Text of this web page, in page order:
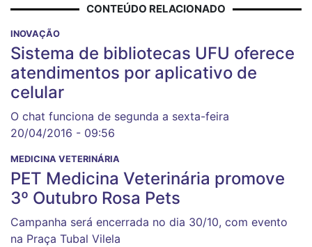
CONTEÚDO RELACIONADO
INOVAÇÃO
Sistema de bibliotecas UFU oferece
atendimentos por aplicativo de
celular
O chat funciona de segunda a sexta-feira
20/04/2016 - 09:56
MEDICINA VETERINÁRIA
PET Medicina Veterinária promove
3º Outubro Rosa Pets
Campanha será encerrada no dia 30/10, com evento
na Praça Tubal Vilela